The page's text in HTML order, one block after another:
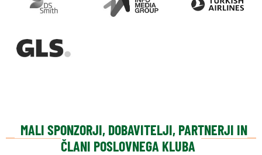
MALI SPONZORJI, DOBAVITELJI, PARTNERJI IN
ČLANI POSLOVNEGA KLUBA